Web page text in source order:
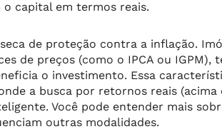
capital em termos reais.
de proteção contra a inflação.
de preços (como o IPCA ou IGPM),
o investimento. Essa
a busca por retornos reais (acima
Você pode entender mais
outras modalidades.